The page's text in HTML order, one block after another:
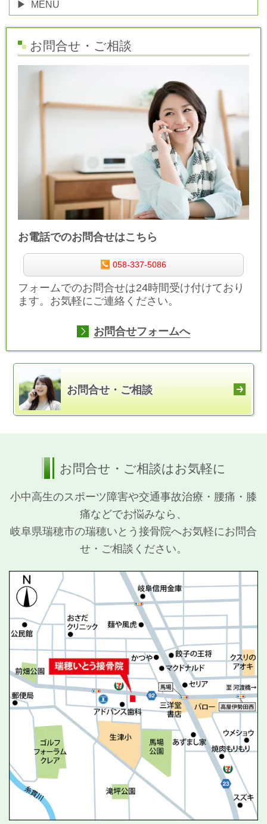
MENU
お問合せ・ご相談
お電話でのお問合せはこちら
058-337-5086
フォームでのお問合せは24時間受け付けており
ます。お気軽にご連絡ください。
お問合せフォームへ
お問合せ・ご相談
お問合せ・ご相談はお気軽に
小中高生のスポーツ障害や交通事故治療・腰痛・膝
痛などでお悩みなら、
岐阜県瑞穂市の瑞穂いとう接骨院へお気軽にお問合
せ・ご相談ください。